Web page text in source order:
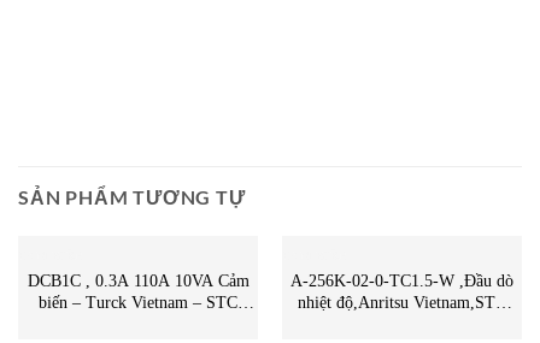
SẢN PHẨM TƯƠNG TỰ
DCB1C , 0.3A 110A 10VA Cảm
biến – Turck Vietnam – STC
A-256K-02-0-TC1.5-W ,Đầu dò
nhiệt độ,Anritsu Vietnam,STC